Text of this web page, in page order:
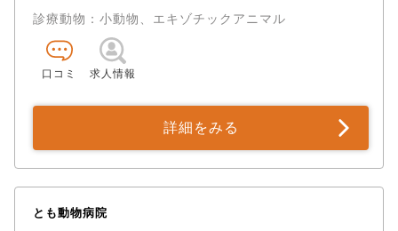
診療動物：小動物、エキゾチックアニマル
口コミ 求人情報
詳細をみる
とも動物病院